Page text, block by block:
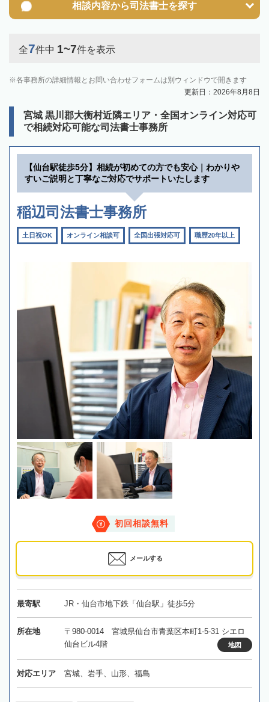
相談内容から司法書士を探す
全7件中 1~7件を表示
各事務所の詳細情報とお問い合わせフォームは別ウィンドウで開きます
更新日：2026年8月8日
宮城 黒川郡大衡村近隣エリア・全国オンライン対応可
で相続対応可能な司法書士事務所
【仙台駅徒歩5分】相続が初めての方でも安心｜わかりや
すいご説明と丁寧なご対応でサポートいたします
稲辺司法書士事務所
土日祝OK オンライン相談可 全国出張対応可 職歴20年以上
初回相談無料
メールする
最寄駅 JR・仙台市地下鉄「仙台駅」徒歩5分
所在地
〒980-0014 宮城県仙台市青葉区本町1-5-31 シエロ
仙台ビル4階
地図
対応エリア 宮城、岩手、山形、福島